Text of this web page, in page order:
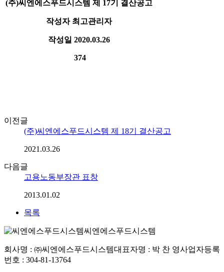
(주)씨엔에스푸드시스템 제 17기 결산공고
작성자최고관리자
작성일 2020.03.26
374
이전글
(주)씨엔에스푸드시스템 제 18기 결산공고
2021.03.26
다음글
고용노동부장관 표창
2013.01.02
목록
씨엔에스푸드시스템
회사명 : ㈜씨엔에스푸드시스템대표자명 : 박 찬 영사업자등록
번호 : 304-81-13764